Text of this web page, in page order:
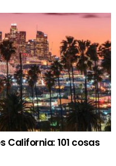
California: 101 cosas